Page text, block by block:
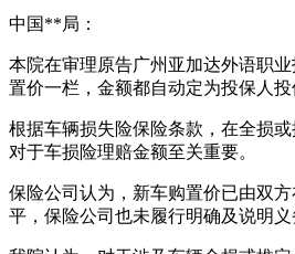
中国**局：
本院在审理原告广州亚加达外语职
置价一栏，金额都自动定为投保人投
根据车辆损失险保险条款，在全损
对于车损险理赔金额至关重要。
保险公司认为，新车购置价已由双
平，保险公司也未履行明确及说明义